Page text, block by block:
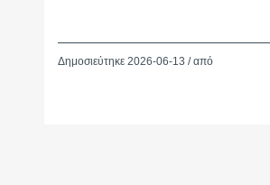
Δημοσιεύτηκε 2026-06-13 / από